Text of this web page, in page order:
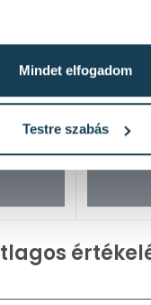
Mindet elfogadom
Testre szabás